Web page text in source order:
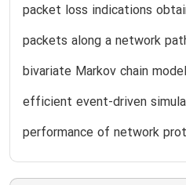
packet loss indications
packets along a network
bivariate Markov chain
efficient event-driven
performance of network